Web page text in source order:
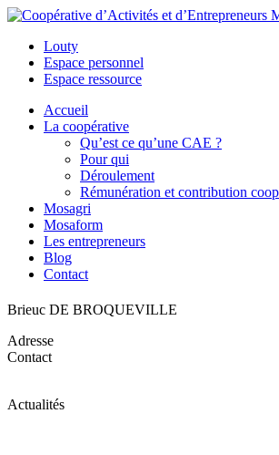
Louty
Espace personnel
Espace ressource
Accueil
La coopérative
Qu’est ce qu’une CAE ?
Pour qui
Déroulement
Rémunération et contribution
Mosagri
Mosaform
Les entrepreneurs
Blog
Contact
Brieuc DE BROQUEVILLE
Adresse
Contact
Actualités